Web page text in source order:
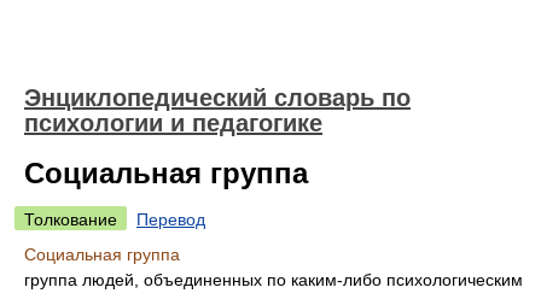
Энциклопедический словарь по
психологии и педагогике
Социальная группа
Толкование
Перевод
Социальная группа
группа людей, объединенных по каким-либо психологическим